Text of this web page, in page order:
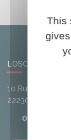
LOSCOUËT-
10 Rue de l'Avenir
22230
02 96 25 20
This